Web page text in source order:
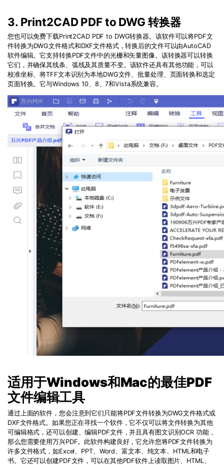
3. Print2CAD PDF to DWG 转换器
您也可以免费下载Print2CAD PDF to DWG转换器。该软件可以将PDF文
件转换为DWG文件格式和DXF文件格式，转换后的文件可以由AutoCAD
软件编辑。它支持转换PDF文件中的光栅和矢量图像。该转换器可以转换
它们，并确保其线条、弧线及其质量不变。该软件还具有其他功能，可以
校准坐标、将TFF文本识别为本地DWG文件、批量处理、页面转换和选定
页面转换。它与Windows 10、8、7和Vista系统兼容。
适用于Windows和Mac的最佳PDF
文件编辑工具
通过上面的软件，您会注意到它们只能将PDF文件转换为DWG文件格式或
DXF文件格式。如果您正在寻找一个软件，它不仅可以将文件转换为其他
可编辑格式，还可以创建、编辑PDF文件，并且具有图文识别OCR 功能，
那么您需要使用万兴PDF。此软件构建良好，它允许您将PDF文件转换为
许多文件格式，如Excel PPT、 Word 、富文本、纯文本、 HTML 和电子
书。它还可以创建PDF文件，可以在其他PDF软件上读取图片、 HTML